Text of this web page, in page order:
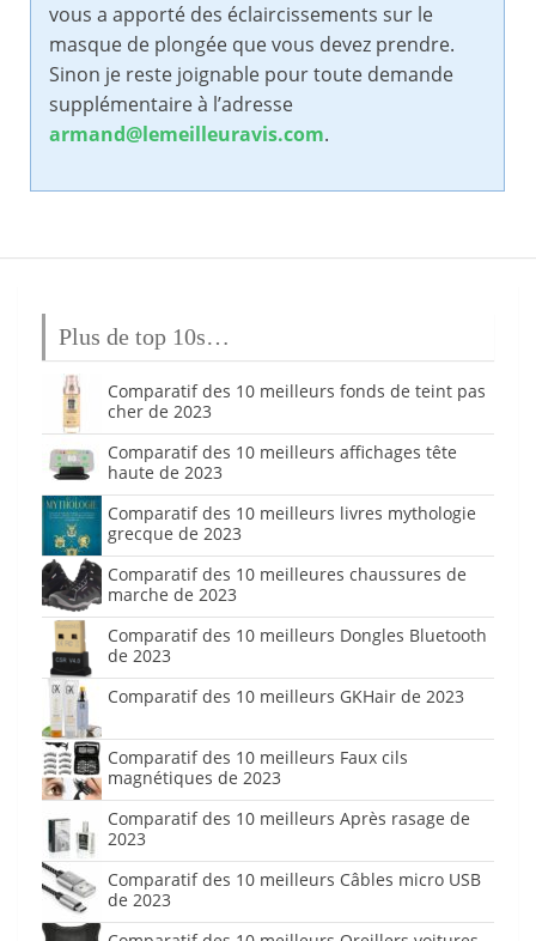
vous a apporté des éclaircissements sur le
masque de plongée que vous devez prendre.
Sinon je reste joignable pour toute demande
supplémentaire à l’adresse
armand@lemeilleuravis.com.
Plus de top 10s…
Comparatif des 10 meilleurs fonds de teint pas
cher de 2023
Comparatif des 10 meilleurs affichages tête
haute de 2023
Comparatif des 10 meilleurs livres mythologie
grecque de 2023
Comparatif des 10 meilleures chaussures de
marche de 2023
Comparatif des 10 meilleurs Dongles Bluetooth
de 2023
Comparatif des 10 meilleurs GKHair de 2023
Comparatif des 10 meilleurs Faux cils
magnétiques de 2023
Comparatif des 10 meilleurs Après rasage de
2023
Comparatif des 10 meilleurs Câbles micro USB
de 2023